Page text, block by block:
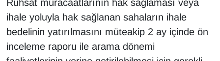
Ruhsat müracaatlarının hak sağlaması veya
ihale yoluyla hak sağlanan sahaların ihale
bedelinin yatırılmasını müteakip 2 ay içinde ön
inceleme raporu ile arama dönemi